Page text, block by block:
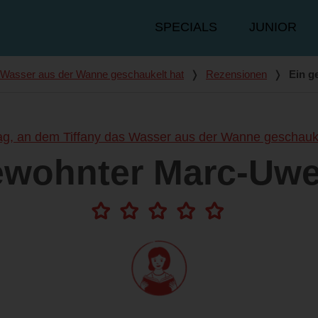
Hauptmenü
SPECIALS JUNIOR
aus der Wanne geschaukelt hat ❭ Rezensionen ❭ Ein
an dem Tiffany das Wasser aus der Wanne
Marc-